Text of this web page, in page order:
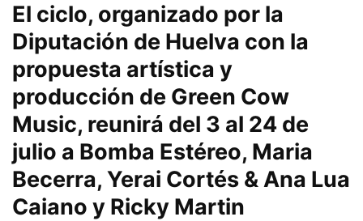
El ciclo, organizado por la
Diputación de Huelva con la
propuesta artística y
producción de Green Cow
Music, reunirá del 3 al 24 de
julio a Bomba Estéreo, Maria
Becerra, Yerai Cortés & Ana Lua
Caiano y Ricky Martin